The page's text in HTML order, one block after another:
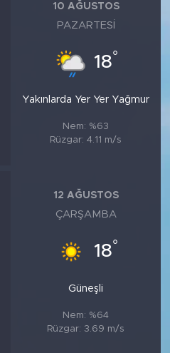
10 AĞUSTOS
PAZARTESI
18°
Yakınlarda Yer Yer Yağmur
Nem: %63
Rüzgar: 4.11 m/s
12 AĞUSTOS
ÇARŞAMBA
18°
Güneşli
Nem: %64
Rüzgar: 3.69 m/s